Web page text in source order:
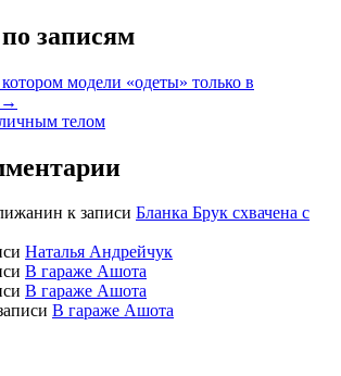
записям
модели «одеты» только в
→
телом
к записи Бланка Брук схвачена с
Наталья Андрейчук
В гараже Ашота
В гараже Ашота
В гараже Ашота